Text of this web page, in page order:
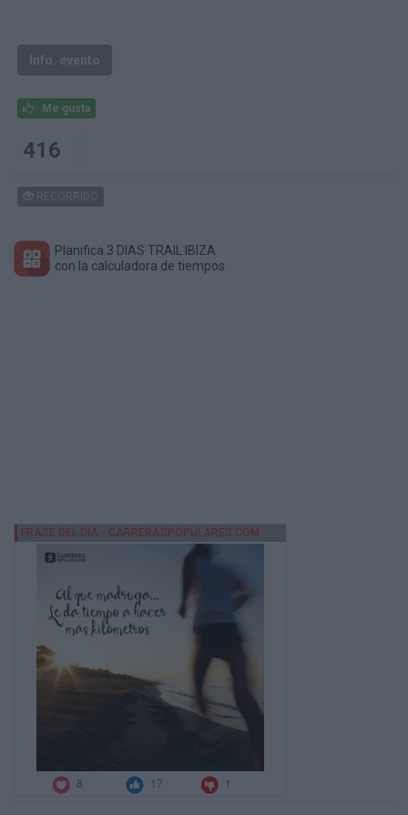
Info. evento
Me gusta
416
RECORRIDO
Planifica 3 DIAS TRAIL IBIZA
con la calculadora de tiempos